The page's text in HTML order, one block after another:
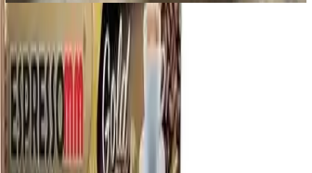
Üretim Süreci ve Kalite Kontrol
Kapsüller, İstanbul'daki kendi tesislerinde üretilir ve tazelik ile kalite
açısından büyük önem taşır. Kullanılan yeşil kahve çekirdekleri,
doğrudan ithal edilerek, İtalya'nın en büyük kahve ithalatçılarıyla
ortaklıklar kurularak temin edilir. Bu sayede ürünlerin tadı ve
aroması sürekli aynı seviyede korunur. Kahve harmanları ise, 20 yılı
aşkın süredir İtalya’da kullanılan ve beğenilen karışımlar olup,
medium-dark kavurma profiliyle kavrulur. Bu kavurma yöntemi,
kahvenin karakteristik aromasını ve yoğunluğunu koruyarak, her
fincanda zengin bir lezzet sunar.